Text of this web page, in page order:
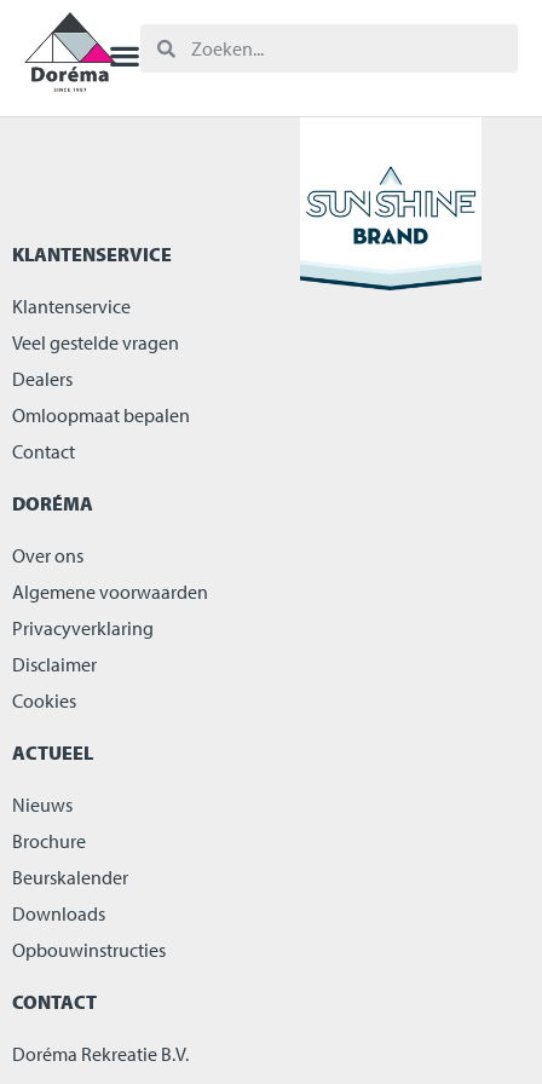
KLANTENSERVICE
Klantenservice
Veel gestelde vragen
Dealers
Omloopmaat bepalen
Contact
DORÉMA
Over ons
Algemene voorwaarden
Privacyverklaring
Disclaimer
Cookies
ACTUEEL
Nieuws
Brochure
Beurskalender
Downloads
Opbouwinstructies
CONTACT
Doréma Rekreatie B.V.